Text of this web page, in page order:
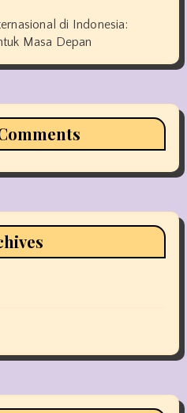
di Indonesia:
Masa Depan